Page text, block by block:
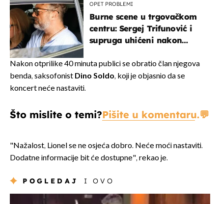
OPET PROBLEMI
Burne scene u trgovačkom
centru: Sergej Trifunović i
supruga uhićeni nakon
Nakon otprilike 40 minuta publici se obratio član njegova
benda, saksofonist Dino Soldo, koji je objasnio da se
koncert neće nastaviti.
Što mislite o temi?Pišite u komentaru.
"Nažalost, Lionel se ne osjeća dobro. Neće moći nastaviti.
Dodatne informacije bit će dostupne", rekao je.
POGLEDAJ I OVO